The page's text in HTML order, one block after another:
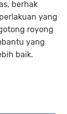
berhak
yang
royong
yang
baik.